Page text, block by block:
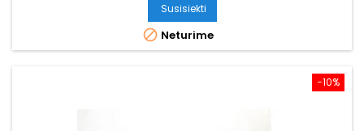
Susisiekti
 Neturime
−10%